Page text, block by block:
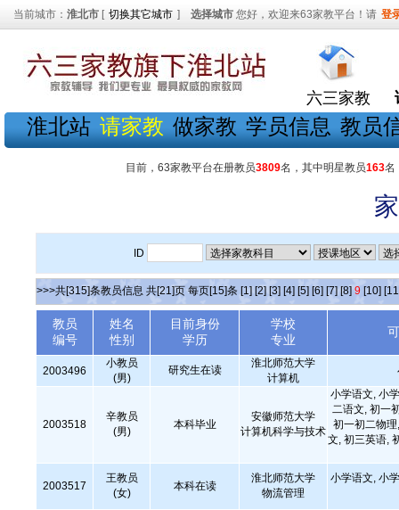
当前城市： 淮北市 [ 切换其它城市 ] 选择城市 您好，欢迎来63家教平台！请 登
六三家教
淮北站 请家教 做家教 学员信息 教员
目前，63家教平台在册教员3809名，其中明星教员163名
ID
>>>共[315]条教员信息 共[21]页 每页[15]条 [1] [2] [3] [4] [5] [6] [7] [8] 9 [10]
教员
编号
姓名
性别
目前身份
学历
学校
专业
2003496
小教员
(男)
研究生在读
淮北师范大学
计算机
2003518
辛教员
(男)
本科毕业
安徽师范大学
计算机科学与技术
小学语文, 小
二语文, 初一
初一初二物
文, 初三英语,
2003517
王教员
(女)
本科在读
淮北师范大学
物流管理
小学语文, 小